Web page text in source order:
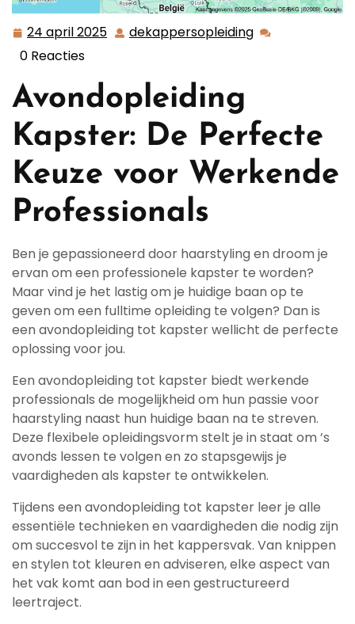
24 april 2025 24 dekappersopleiding
0 Reacties
Avondopleiding
Kapster: De Perfecte
Keuze voor Werkende
Professionals
Ben je gepassioneerd door haarstyling en droom je
ervan om een professionele kapster te worden?
Maar vind je het lastig om je huidige baan op te
geven om een fulltime opleiding te volgen? Dan is
een avondopleiding tot kapster wellicht de perfecte
oplossing voor jou.
Een avondopleiding tot kapster biedt werkende
professionals de mogelijkheid om hun passie voor
haarstyling naast hun huidige baan na te streven.
Deze flexibele opleidingsvorm stelt je in staat om ’s
avonds lessen te volgen en zo stapsgewijs je
vaardigheden als kapster te ontwikkelen.
Tijdens een avondopleiding tot kapster leer je alle
essentiële technieken en vaardigheden die nodig zijn
om succesvol te zijn in het kappersvak. Van knippen
en stylen tot kleuren en adviseren, elke aspect van
het vak komt aan bod in een gestructureerd
leertraject.